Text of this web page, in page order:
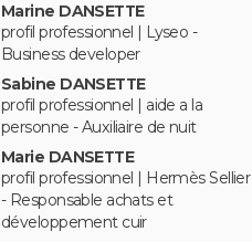
Marine DANSETTE
profil professionnel | Lyseo -
Business developer
Sabine DANSETTE
profil professionnel | aide a la
personne - Auxiliaire de nuit
Marie DANSETTE
profil professionnel | Hermès Sellier
- Responsable achats et
développement cuir